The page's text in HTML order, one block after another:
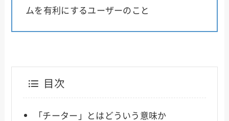
ムを有利にするユーザーのこと
目次
「チーター」とはどういう意味か